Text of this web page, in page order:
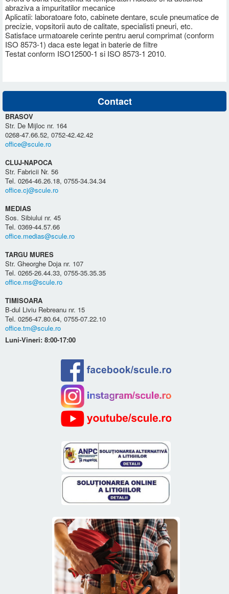
abraziva a impuritatilor mecanice
Aplicatii: laboratoare foto, cabinete dentare, scule pneumatice de
precizie, vopsitorii auto de calitate, specialisti pneuri, etc.
Satisface urmatoarele cerinte pentru aerul comprimat (conform
ISO 8573-1) daca este legat in baterie de filtre
Testat conform ISO12500-1 si ISO 8573-1 2010.
Contact
BRASOV
Str. De Mijloc nr. 164
0268-47.66.52, 0752-42.42.42
office@scule.ro
CLUJ-NAPOCA
Str. Fabricii Nr. 56
Tel. 0264-46.26.18, 0755-34.34.34
office.cj@scule.ro
MEDIAS
Sos. Sibiului nr. 45
Tel. 0369-44.57.66
office.medias@scule.ro
TARGU MURES
Str. Gheorghe Doja nr. 107
Tel. 0265-26.44.33, 0755-35.35.35
office.ms@scule.ro
TIMISOARA
B-dul Liviu Rebreanu nr. 15
Tel. 0256-47.80.64, 0755-07.22.10
office.tm@scule.ro
Luni-Vineri: 8:00-17:00